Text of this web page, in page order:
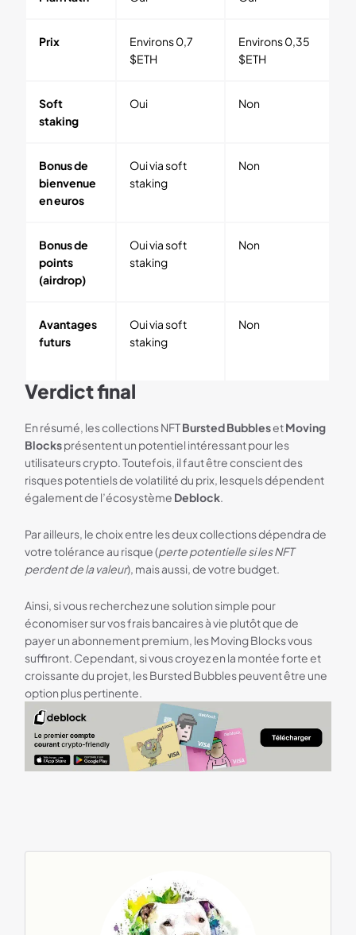
Prix
Environs 0,7
$ETH
Environs 0,35
$ETH
Soft
staking
Oui Non
Bonus de
bienvenue
en euros
Oui via soft
staking
Non
Bonus de
points
(airdrop)
Oui via soft
staking
Non
Avantages
futurs
Oui via soft
staking
Non
Verdict final
En résumé, les collections NFTBursted BubblesetMoving
Blocksprésentent un potentiel intéressant pour les
utilisateurs crypto. Toutefois, il faut être conscient des
risques potentiels de volatilité du prix, lesquels dépendent
également de l’écosystème Deblock.
Par ailleurs, le choix entre les deux collections dépendra de
votre tolérance au risque (perte potentielle si les NFT
perdent de la valeur), mais aussi, de votre budget.
Ainsi, si vous recherchez une solution simple pour
économiser sur vos frais bancaires à vie plutôt que de
payer un abonnement premium, les Moving Blocks vous
suffiront. Cependant, si vous croyez en la montée forte et
croissante du projet, les Bursted Bubbles peuvent être une
option plus pertinente.